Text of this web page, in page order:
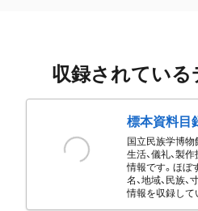
収録されている
標本資料目
国立民族学博物
生活、儀礼、製
情報です。ほぼ
名、地域、民族
情報を収録して